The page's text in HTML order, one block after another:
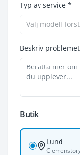
Typ av service *
Välj modell först
Beskriv
Butik
Lund